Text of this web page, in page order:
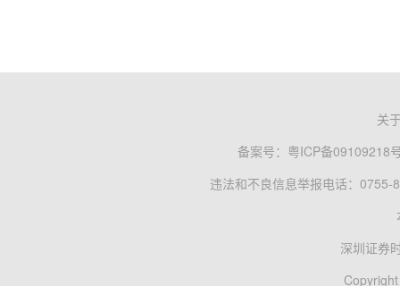
关
备案号： 粤ICP备09109218
违法和不良信息举报电话：0755-
深圳证券